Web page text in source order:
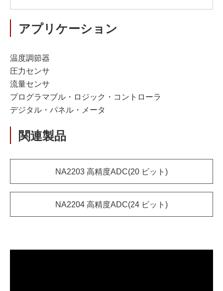
アプリケーション
温度調節器
圧力センサ
流量センサ
プログラマブル・ロジック・コントローラ
デジタル・パネル・メータ
関連製品
NA2203 高精度ADC(20 ビット)
NA2204 高精度ADC(24 ビット)